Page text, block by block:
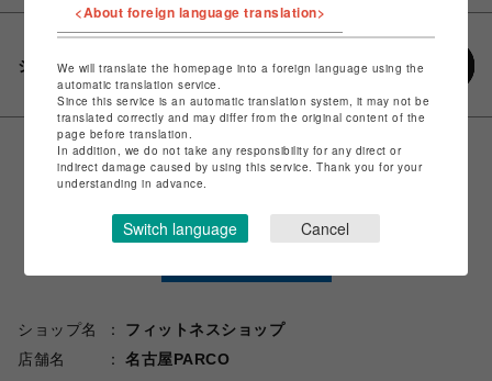
シェアする
ショップ名
フィットネスショップ
店舗名
名古屋PARCO
<About foreign language translation>
We will translate the homepage into a foreign language using the
automatic translation service.
Since this service is an automatic translation system, it may not be
translated correctly and may differ from the original content of the
page before translation.
In addition, we do not take any responsibility for any direct or
indirect damage caused by using this service. Thank you for your
understanding in advance.
Switch language Cancel